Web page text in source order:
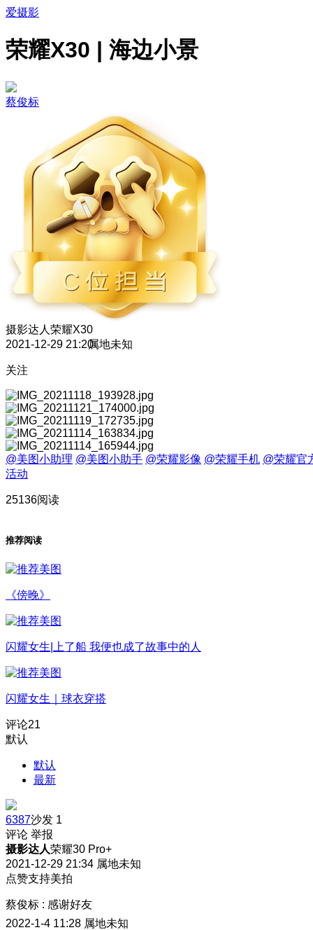
爱摄影
荣耀X30 | 海边小景
蔡俊标
摄影达人 荣耀X30
2021-12-29 21:20属地未知
关注
@美图小助理 @美图小助手 @荣耀影像 @荣耀手机 @荣耀官
活动
25136阅读
推荐阅读
《傍晚》
闪耀女生|上了船 我便也成了故事中的人
闪耀女生｜球衣穿搭
评论21
默认
默认
最新
6387沙发 1
评论 举报
摄影达人荣耀30 Pro+
2021-12-29 21:34 属地未知
点赞支持美拍
蔡俊标 : 感谢好友
2022-1-4 11:28 属地未知